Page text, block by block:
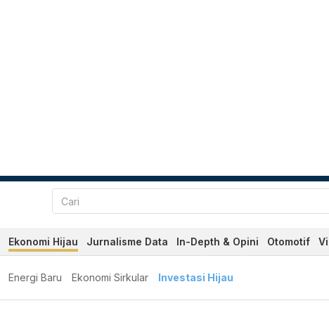
Ekonomi Hijau Jurnalisme Data In-Depth & Opini Otomotif
Energi Baru Ekonomi Sirkular Investasi Hijau